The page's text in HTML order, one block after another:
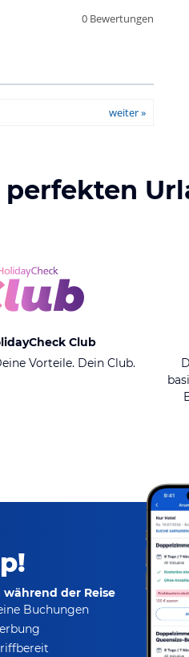
0 Bewertungen
weiter »
perfekten
Club
Vorteile. Dein Club.
der Reise
Buchungen